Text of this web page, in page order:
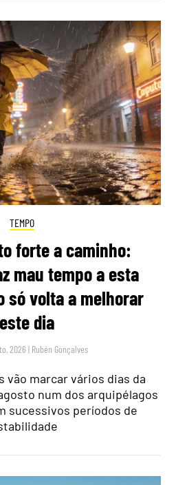
TEMPO
forte a caminho:
mau tempo a esta
só volta a melhorar
dia
2026 | Rubén Gonçalves
vão marcar vários dias da
num dos arquipélagos
sucessivos períodos de